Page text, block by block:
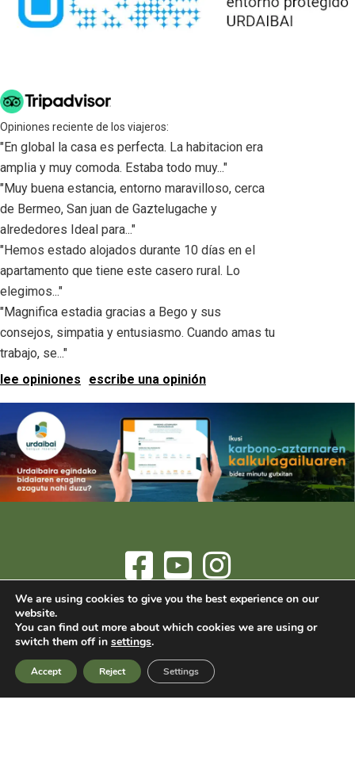
Opiniones reciente de los viajeros:
"En global la casa es perfecta. La habitacion era
amplia y muy comoda. Estaba todo muy..."
"Muy buena estancia, entorno maravilloso, cerca
de Bermeo, San juan de Gaztelugache y
alrededores Ideal para..."
"Hemos estado alojados durante 10 días en el
apartamento que tiene este casero rural. Lo
elegimos..."
"Magnifica estadia gracias a Bego y sus
consejos, simpatia y entusiasmo. Cuando amas tu
trabajo, se..."
lee opiniones
escribe una opinión
Information and reservations:
482700- Mañu Auzoa 43 - 48370 Bermeo (Bizkaia)
© 2025 Arrizurieta Landetxea. Tourism Registration Number:
XBI00072
We are using cookies to give you the best experience on our
website.
You can find out more about which cookies we are using or
switch them off in settings.
Accept Reject Settings